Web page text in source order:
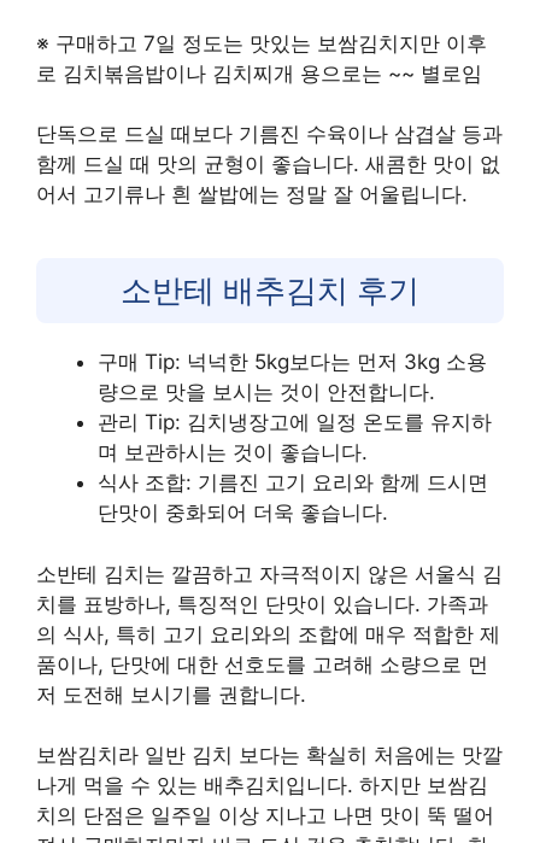
※ 구매하고 7일 정도는 맛있는 보쌈김치지만 이후
로 김치볶음밥이나 김치찌개 용으로는 ~~ 별로임
단독으로 드실 때보다 기름진 수육이나 삼겹살 등과
함께 드실 때 맛의 균형이 좋습니다. 새콤한 맛이 없
어서 고기류나 흰 쌀밥에는 정말 잘 어울립니다.
소반테 배추김치 후기
구매 Tip: 넉넉한 5kg보다는 먼저 3kg 소용
량으로 맛을 보시는 것이 안전합니다.
관리 Tip: 김치냉장고에 일정 온도를 유지하
며 보관하시는 것이 좋습니다.
식사 조합: 기름진 고기 요리와 함께 드시면
단맛이 중화되어 더욱 좋습니다.
소반테 김치는 깔끔하고 자극적이지 않은 서울식 김
치를 표방하나, 특징적인 단맛이 있습니다. 가족과
의 식사, 특히 고기 요리와의 조합에 매우 적합한 제
품이나, 단맛에 대한 선호도를 고려해 소량으로 먼
저 도전해 보시기를 권합니다.
보쌈김치라 일반 김치 보다는 확실히 처음에는 맛깔
나게 먹을 수 있는 배추김치입니다. 하지만 보쌈김
치의 단점은 일주일 이상 지나고 나면 맛이 뚝 떨어